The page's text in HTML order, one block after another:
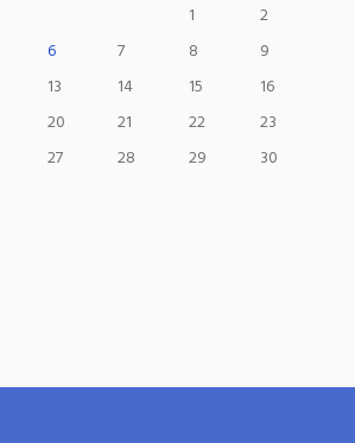
1
2
6 7 8
9
13 14 15
16
20 21 22
23
27 28 29
30